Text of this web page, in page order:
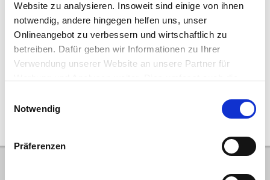
Website zu analysieren. Insoweit sind einige von ihnen
notwendig, andere hingegen helfen uns, unser
Onlineangebot zu verbessern und wirtschaftlich zu
betreiben. Dafür geben wir Informationen zu Ihrer
Verwendung unserer Website an unsere Partner für
(Google LLC/ USA) führt diese Informationen
möglicherweise mit weiteren Daten zusammen, die Sie
persönlichen Accounts) oder welche Sie im Rahmen Ihrer
Notwendig
Präferenzen
9.350,00 €
11.126,50 € (gross incl. 19% VAT)
Direct purchase request
Add to watchlist